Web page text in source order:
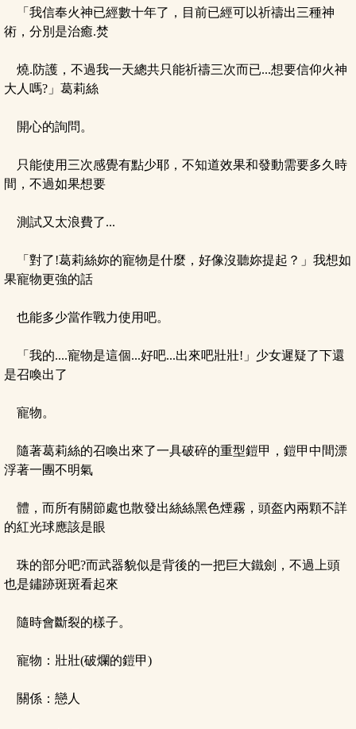
「我信奉火神已經數十年了，目前已經可以祈禱出三種神
術，分別是治癒.焚
燒.防護，不過我一天總共只能祈禱三次而已...想要信仰火神
大人嗎?」葛莉絲
開心的詢問。
只能使用三次感覺有點少耶，不知道效果和發動需要多久時
間，不過如果想要
測試又太浪費了...
「對了!葛莉絲妳的寵物是什麼，好像沒聽妳提起？」我想如
果寵物更強的話
也能多少當作戰力使用吧。
「我的....寵物是這個...好吧...出來吧壯壯!」少女遲疑了下還
是召喚出了
寵物。
隨著葛莉絲的召喚出來了一具破碎的重型鎧甲，鎧甲中間漂
浮著一團不明氣
體，而所有關節處也散發出絲絲黑色煙霧，頭盔內兩顆不詳
的紅光球應該是眼
珠的部分吧?而武器貌似是背後的一把巨大鐵劍，不過上頭
也是鏽跡斑斑看起來
隨時會斷裂的樣子。
寵物：壯壯(破爛的鎧甲)
關係：戀人